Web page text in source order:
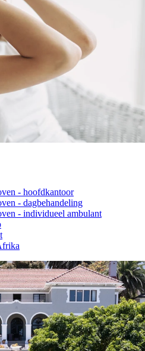
- hoofdkantoor
- dagbehandeling
- individueel ambulant